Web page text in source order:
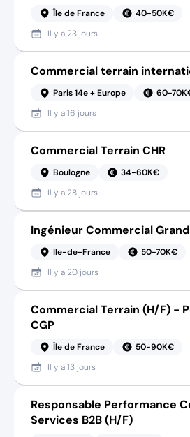
Île de France
40-50K€
Il y a 23 jours
Commercial terrain
Paris 14e + Europe
60-
Il y a16 jours
Commercial Terrain CHR
Boulogne
34-60K€
Il y a 28 jours
Ingénieur Commercial
Ile-de-France
50-70K€
Il y a 20 jours
Commercial Terrain (H/F) -
CGP
Île de France
50-90K€
Il y a13 jours
Responsable Performance
Services B2B (H/F)